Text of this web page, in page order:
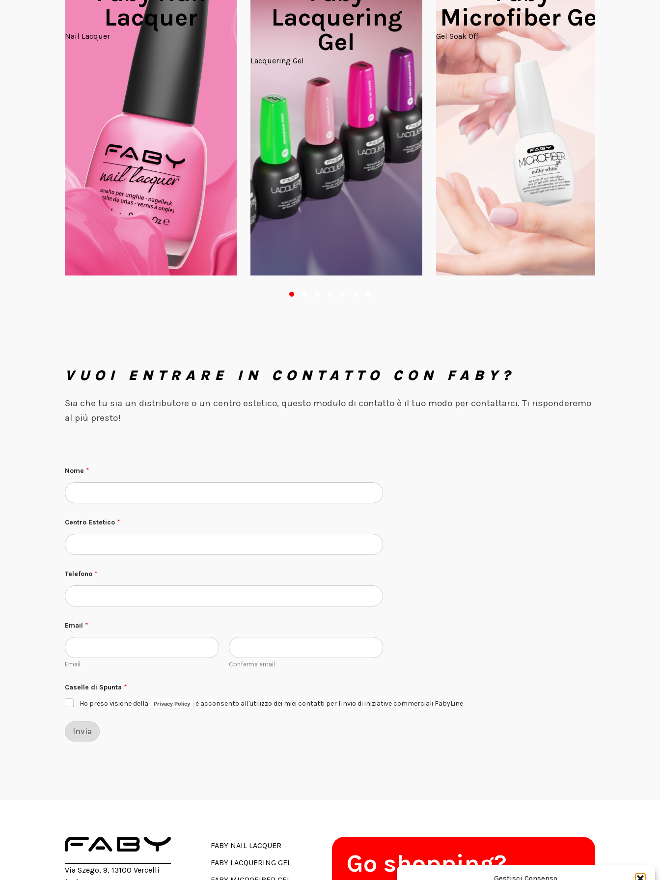
Lacquer
Nail Lacquer
Lacquering
Gel
Lacquering Gel
Microfiber Gel
Gel Soak Off
VUOI ENTRARE IN CONTATTO CON FABY?
Sia che tu sia un distributore o un centro estetico, questo modulo di contatto è il tuo modo per contattarci. Ti risponderemo
al più presto!
Nome *
p
n
t
i
Centro Estetico *
Telefono *
Email *
Email Conferma email
Caselle di Spunta *
Ho preso visione della
Privacy Policy e acconsento all'utilizzo dei miei contatti per l'invio di iniziative commerciali FabyLine
Invia
Via Szego, 9, 13100 Vercelli
FABY NAIL LACQUER
FABY LACQUERING GEL
Go shopping?